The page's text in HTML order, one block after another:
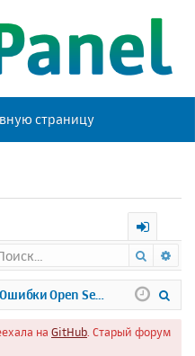
страницу
х
о
д
Поиск
на GitHub . Старый форум